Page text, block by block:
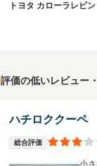
トヨタ カローラレビン
評価の低いレビュー
ハチロククーペ
総合評価
小